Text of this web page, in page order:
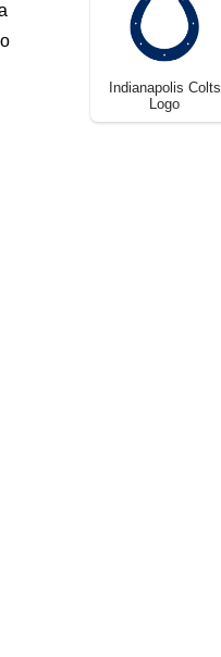
Indianapolis Colts
Logo